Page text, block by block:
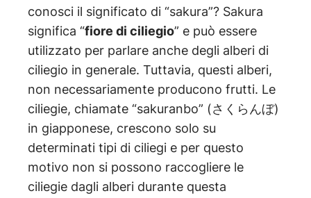
conosci il significato di “sakura”? Sakura
significa “fiore di ciliegio” e può essere
utilizzato per parlare anche degli alberi di
ciliegio in generale. Tuttavia, questi alberi,
non necessariamente producono frutti. Le
ciliegie, chiamate “sakuranbo” (さくらんぼ)
in giapponese, crescono solo su
determinati tipi di ciliegi e per questo
motivo non si possono raccogliere le
ciliegie dagli alberi durante questa